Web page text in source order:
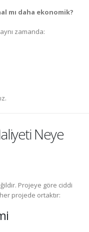
mı daha ekonomik?
zamanda:
Neye
Projeye göre ciddi
projede ortaktır: